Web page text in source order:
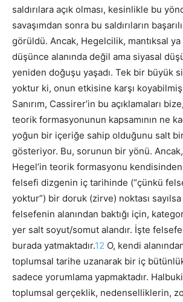
saldırılara açık olması, kesinlikle bu
savaşımdan sonra bu saldırıların
görüldü. Ancak, Hegelcilik, mantıksal
düşünce alanında değil ama siyasal
yeniden doğuşu yaşadı. Tek bir büyük
yoktur ki, onun etkisine karşı koyabilmiş
Sanırım, Cassirer’in bu açıklamaları
teorik formasyonunun kapsamının ne
yoğun bir içeriğe sahip olduğunu salt
gösteriyor. Bu, sorunun bir yönü.
Hegel’in teorik formasyonu
felsefi dizgenin iç tarihinde (“çünkü
yoktur”) bir doruk (zirve) noktası
felsefenin alanından baktığı için,
yer salt soyut/somut alandır. İşte
burada yatmaktadır.12 O, kendi
toplumsal tarihe uzanarak bir iç
sadece yorumlama yapmaktadır.
toplumsal gerçeklik, nedenselliklerin,